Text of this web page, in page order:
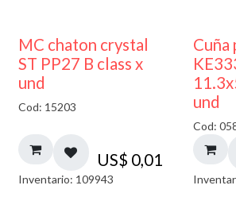
MC chaton crystal
ST PP27 B class x
und
Cod: 15203
US$ 0,01
Inventario: 109943
Cuña
und
Cod: